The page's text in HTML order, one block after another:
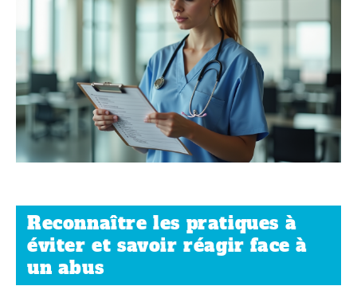
Reconnaître les pratiques à
éviter et savoir réagir face à
un abus